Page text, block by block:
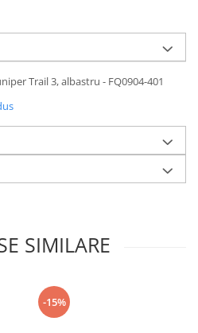
Trail 3, albastru - FQ0904-401
SIMILARE
-15%